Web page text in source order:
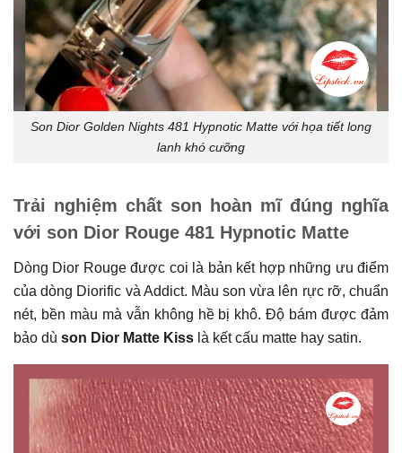
Son Dior Golden Nights 481 Hypnotic Matte với họa tiết long
lanh khó cưỡng
Trải nghiệm chất son hoàn mĩ đúng nghĩa
với son Dior Rouge 481 Hypnotic Matte
Dòng Dior Rouge được coi là bản kết hợp những ưu điểm
của dòng Diorific và Addict. Màu son vừa lên rực rỡ, chuẩn
nét, bền màu mà vẫn không hề bị khô. Độ bám được đảm
bảo dù son Dior Matte Kiss là kết cấu matte hay satin.